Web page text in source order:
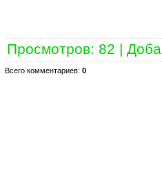
Просмотров: 82 |
Всего комментариев: 0